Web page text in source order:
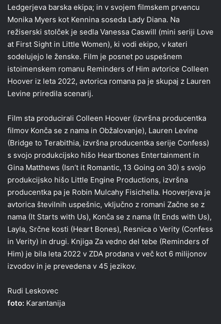
Ledgerjeva barska ekipa; in v svojem filmskem prvencu
Monika Myers kot Kennina soseda Lady Diana. Na
režiserski stolček je sedla Vanessa Caswill (mini seriji Love
at First Sight in Little Women), ki vodi ekipo, v kateri
sodelujejo le ženske. Film je posnet po uspešnem
istoimenskem romanu Reminders of Him avtorice Colleen
Hoover iz leta 2022, avtorica romana pa je skupaj z Lauren
Levine priredila scenarij.
Film sta producirali Colleen Hoover (izvršna producentka
filmov Konča se z nama in Obžalovanje), Lauren Levine
(Bridge to Terabithia, izvršna producentka serije Confess)
s svojo produkcijsko hišo Heartbones Entertainment in
Gina Matthews (Isn’t it Romantic, 13 Going on 30) s svojo
produkcijsko hišo Little Engine Productions, izvršna
producentka pa je Robin Mulcahy Fisichella. Hooverjeva je
avtorica številnih uspešnic, vključno z romani Začne se z
nama (It Starts with Us), Konča se z nama (It Ends with Us),
Layla, Srčne kosti (Heart Bones), Resnica o Verity (Confess
in Verity) in drugi. Knjiga Za vedno del tebe (Reminders of
Him) je bila leta 2022 v ZDA prodana v več kot 6 milijonov
izvodov in je prevedena v 45 jezikov.
Rudi Leskovec
foto: Karantanija